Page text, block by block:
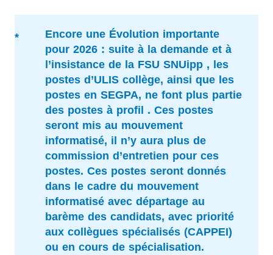
Encore une Évolution importante
pour 2026 : suite à la demande et à
l’insistance de la FSU SNUipp , les
postes d’ULIS collège, ainsi que les
postes en SEGPA, ne font plus partie
des postes à profil . Ces postes
seront mis au mouvement
informatisé, il n’y aura plus de
commission d’entretien pour ces
postes. Ces postes seront donnés
dans le cadre du mouvement
informatisé avec départage au
barème des candidats, avec priorité
aux collègues spécialisés (CAPPEI)
ou en cours de spécialisation.